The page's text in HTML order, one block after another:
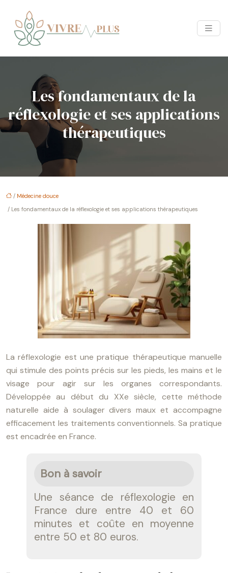
Les fondamentaux de la
réflexologie et ses applications
thérapeutiques
/ Médecine douce
/ Les fondamentaux de la réflexologie et ses applications thérapeutiques
La réflexologie est une pratique thérapeutique manuelle
qui stimule des points précis sur les pieds, les mains et le
visage pour agir sur les organes correspondants.
Développée au début du XXe siècle, cette méthode
naturelle aide à soulager divers maux et accompagne
efficacement les traitements conventionnels. Sa pratique
est encadrée en France.
Bon à savoir
Une séance de réflexologie en
France dure entre 40 et 60
minutes et coûte en moyenne
entre 50 et 80 euros.